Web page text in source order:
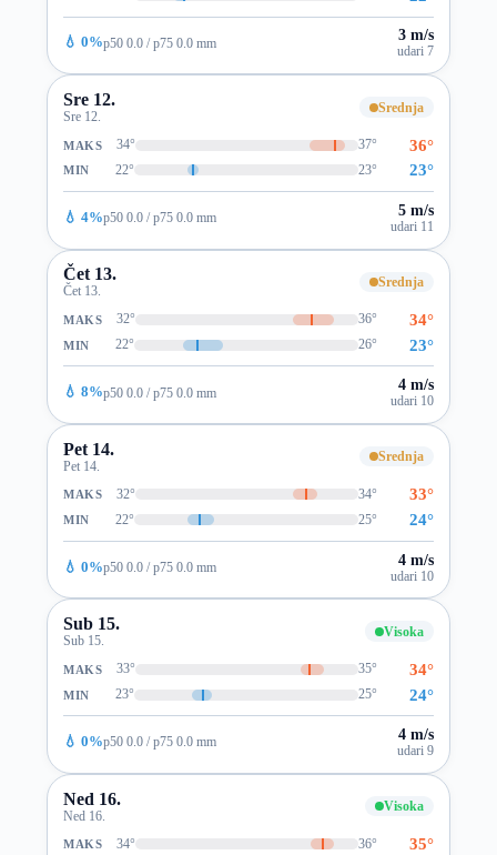
💧 0%p50 0.0 / p75 0.0 mm 3 m/s
udari 7
Sre 12.
Sre 12.
Srednja
MAKS 34° 37° 36°
MIN 22° 23° 23°
💧 4%p50 0.0 / p75 0.0 mm 5 m/s
udari 11
Čet 13.
Čet 13.
Srednja
MAKS 32° 36° 34°
MIN 22° 26° 23°
💧 8%p50 0.0 / p75 0.0 mm 4 m/s
udari 10
Pet 14.
Pet 14.
Srednja
MAKS 32° 34° 33°
MIN 22° 25° 24°
💧 0%p50 0.0 / p75 0.0 mm 4 m/s
udari 10
Sub 15.
Sub 15.
Visoka
MAKS 33° 35° 34°
MIN 23° 25° 24°
💧 0%p50 0.0 / p75 0.0 mm 4 m/s
udari 9
Ned 16.
Ned 16.
Visoka
MAKS 34° 36° 35°